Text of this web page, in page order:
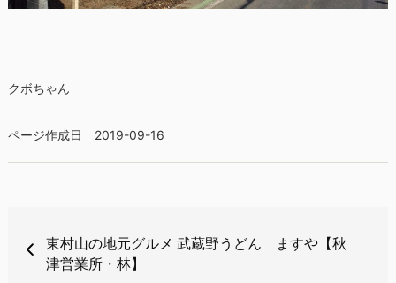
クボちゃん
ページ作成日 2019-09-16
東村山の地元グルメ 武蔵野うどん ますや【秋
津営業所・林】